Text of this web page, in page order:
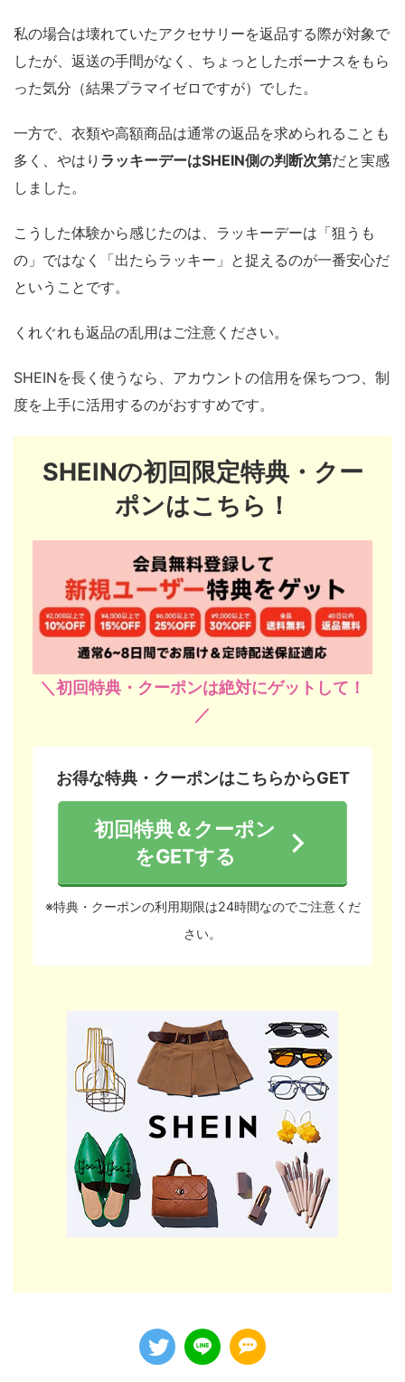
私の場合は壊れていたアクセサリーを返品する際が対象で
したが、返送の手間がなく、ちょっとしたボーナスをもら
った気分（結果プラマイゼロですが）でした。
一方で、衣類や高額商品は通常の返品を求められることも
多く、やはり ラッキーデーはSHEIN側の判断次第だと実感
しました。
こうした体験から感じたのは、ラッキーデーは「狙うも
の」ではなく「出たらラッキー」と捉えるのが一番安心だ
ということです。
くれぐれも返品の乱用はご注意ください。
SHEINを長く使うなら、アカウントの信用を保ちつつ、制
度を上手に活用するのがおすすめです。
SHEINの初回限定特典・クー
ポンはこちら！
＼初回特典・クーポンは絶対にゲットして！
／
お得な特典・クーポンはこちらからGET
初回特典＆クーポン
をGETする
※特典・クーポンの利用期限は24時間なのでご注意くだ
さい。